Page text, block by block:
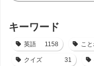
キーワード
英語 1158 こ
クイズ 31